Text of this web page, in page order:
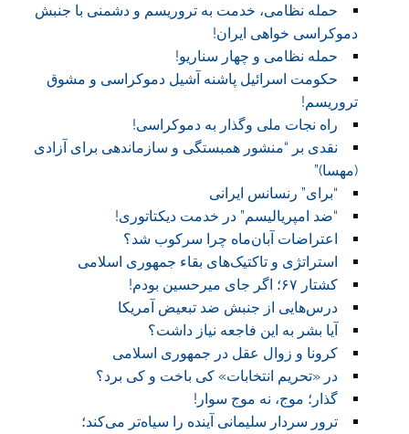
حمله نظامی، خدمت به تروریسم و دشمنی با جنبش
دموکراسی خواهی ایران!
حمله نظامی و چهار سناریو!
حکومت اسرائیل پاشنه آشیل دموکراسی و مشوق
تروریسم!
راه نجات ملی وگذار به دموکراسی!
نقدی بر “منشور همبستگی و سازماندهی برای آزادی
(مهسا)”
“برای” رنسانس ایرانی
“ضد امپریالیسم” در خدمت دیکتاتوری!
اعتراضات آبان‌ماه چرا سرکوب شد؟
استراتژی و تاکتیک‌های بقاء جمهوری اسلامی
کشتار ۶۷؛ اگر جای میرحسین بودم!
درس‌هایی از جنبش ضد تبعیض آمریکا
آیا بشر به این فاجعه نیاز داشت؟
کرونا و زوال عقل در جمهوری اسلامی
در «تحریم انتخابات» کی باخت و کی برد؟
گذار؛ موج، نه موج سوار!
ترور سردار سلیمانی آینده را سیاه‌تر می‌کند؛